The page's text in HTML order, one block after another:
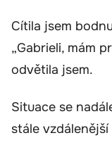
Cítila jsem
„Gabrieli, mám
odvětila jsem.
Situace se
stále